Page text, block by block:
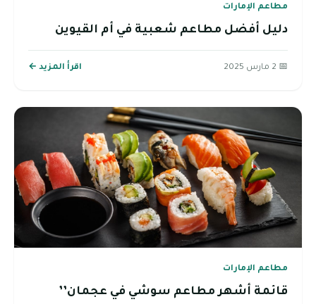
مطاعم الإمارات
دليل أفضل مطاعم شعبية في أم القيوين
📅 2 مارس 2025 اقرأ المزيد ←
مطاعم الإمارات
قائمة أشهر مطاعم سوشي في عجمان’’